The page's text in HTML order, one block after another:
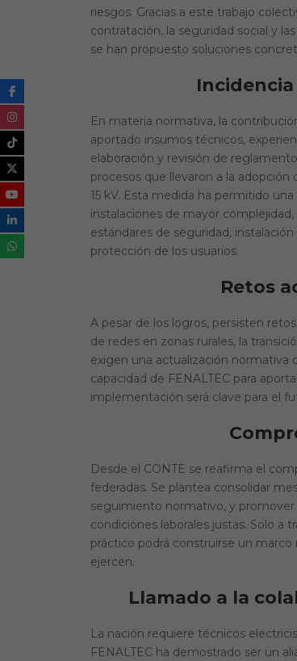
riesgos. Gracias a este trabajo
contratación, la seguridad social y
se han propuesto soluciones
En materia normativa, la
aportado insumos técnicos,
elaboración y revisión de
procesos que llevaron a la
15 kV. Esta medida ha permitido
instalaciones de mayor
estándares de seguridad,
protección de los usuarios.
Retos
A pesar de los logros, persisten
de redes en zonas rurales, la
exigen una actualización normativa
capacidad de FENALTEC para
implementación será clave para el
Desde el CONTE se reafirma el
federadas. Se plantea consolidar
seguimiento normativo, y promover
condiciones laborales justas. Solo a
práctico podrá construirse un
ejercen.
Llamado a la
La nación requiere técnicos
FENALTEC ha demostrado ser un